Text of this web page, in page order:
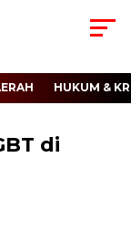
HUKUM &
di